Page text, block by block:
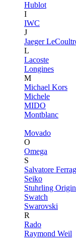
Hublot
I
IWC
J
Jaeger
L
Lacoste
Longines
M
Michael Kors
Michele
MIDO
Montblanc
Movado
O
Omega
S
Salvatore
Seiko
Stuhrling
Swatch
Swarovski
R
Rado
Raymond Weil